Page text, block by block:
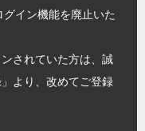
イン機能を廃止いた
されていた方は、誠
より、改めてご登録